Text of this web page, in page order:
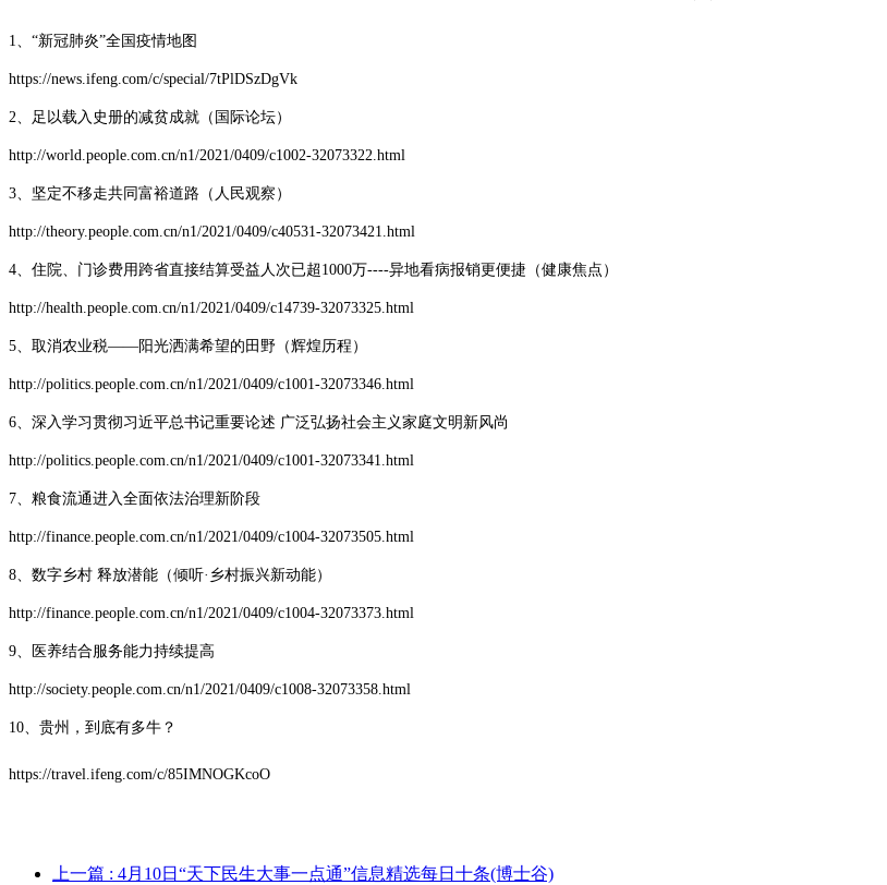
1、 “新冠肺炎”全国疫情地图
https://news.ifeng.com/c/special/7tPlDSzDgVk
2、足以载入史册的减贫成就（国际论坛）
http://world.people.com.cn/n1/2021/0409/c1002-32073322.html
3、坚定不移走共同富裕道路（人民观察）
http://theory.people.com.cn/n1/2021/0409/c40531-32073421.html
4、住院、门诊费用跨省直接结算受益人次已超1000万----异地看病报销更便捷（健康焦点）
http://health.people.com.cn/n1/2021/0409/c14739-32073325.html
5、取消农业税——阳光洒满希望的田野（辉煌历程）
http://politics.people.com.cn/n1/2021/0409/c1001-32073346.html
6、深入学习贯彻习近平总书记重要论述 广泛弘扬社会主义家庭文明新风尚
http://politics.people.com.cn/n1/2021/0409/c1001-32073341.html
7、粮食流通进入全面依法治理新阶段
http://finance.people.com.cn/n1/2021/0409/c1004-32073505.html
8、数字乡村 释放潜能（倾听·乡村振兴新动能）
http://finance.people.com.cn/n1/2021/0409/c1004-32073373.html
9、医养结合服务能力持续提高
http://society.people.com.cn/n1/2021/0409/c1008-32073358.html
10、贵州，到底有多牛？
https://travel.ifeng.com/c/85IMNOGKcoO
上一篇 : 4月10日“天下民生大事一点通”信息精选每日十条(博士谷)